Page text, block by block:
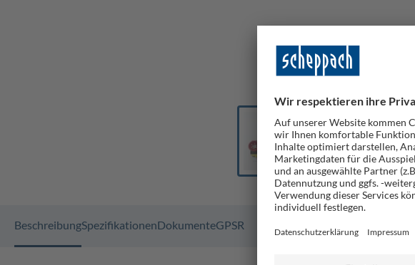
BeschreibungSpezifikationenDokumenteGPSR